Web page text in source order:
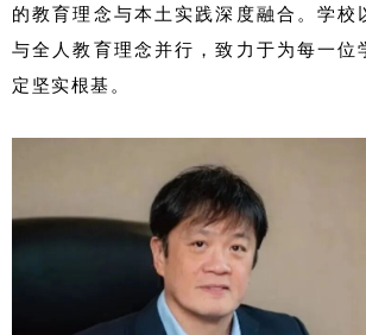
的教育理念与本土实践深度融合。学校
与全人教育理念并行，致力于为每一位
定坚实根基。